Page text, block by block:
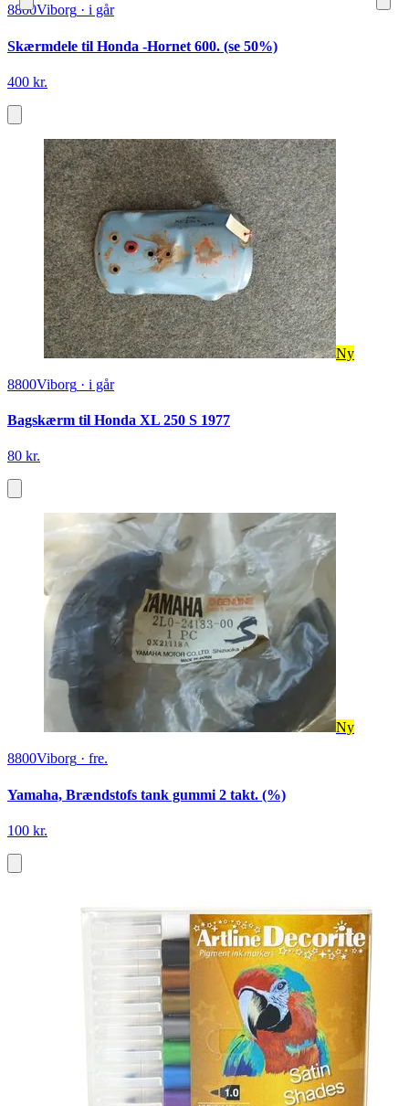
8800Viborg · i går
Skærmdele til Honda -Hornet 600. (se 50%)
400 kr.
Ny
8800Viborg · i går
Bagskærm til Honda XL 250 S 1977
80 kr.
Ny
8800Viborg · fre.
Yamaha, Brændstofs tank gummi 2 takt. (%)
100 kr.